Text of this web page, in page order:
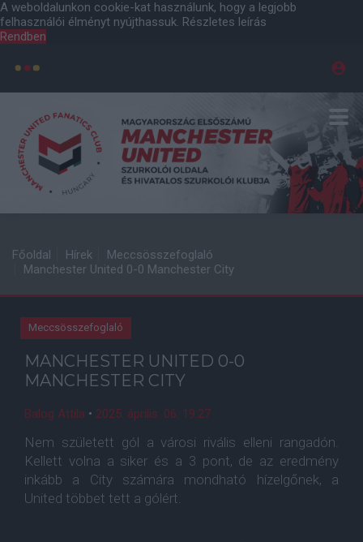
A weboldalunkon cookie-kat használunk, hogy a legjobb
felhasználói élményt nyújthassuk. Részletes leírás
Rendben
Főoldal Hírek
Meccsösszefoglaló
Manchester United 0-0 Manchester City
Meccsösszefoglaló
MANCHESTER UNITED 0-0
MANCHESTER CITY
Balog Attila • 2025. április. 06. 19:27
Nem született gól a városi rivális elleni rangadón.
Kellett volna a siker és a 3 pont, de az eredmény
inkább a City számára mondható hízelgőnek, a
United többet tett a gólért.